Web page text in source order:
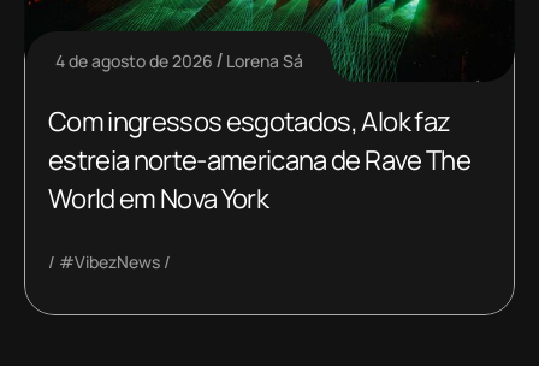
4 de agosto de 2026 Lorena Sá
Com ingressos esgotados, Alok faz
estreia norte-americana de Rave The
World em Nova York
#VibezNews